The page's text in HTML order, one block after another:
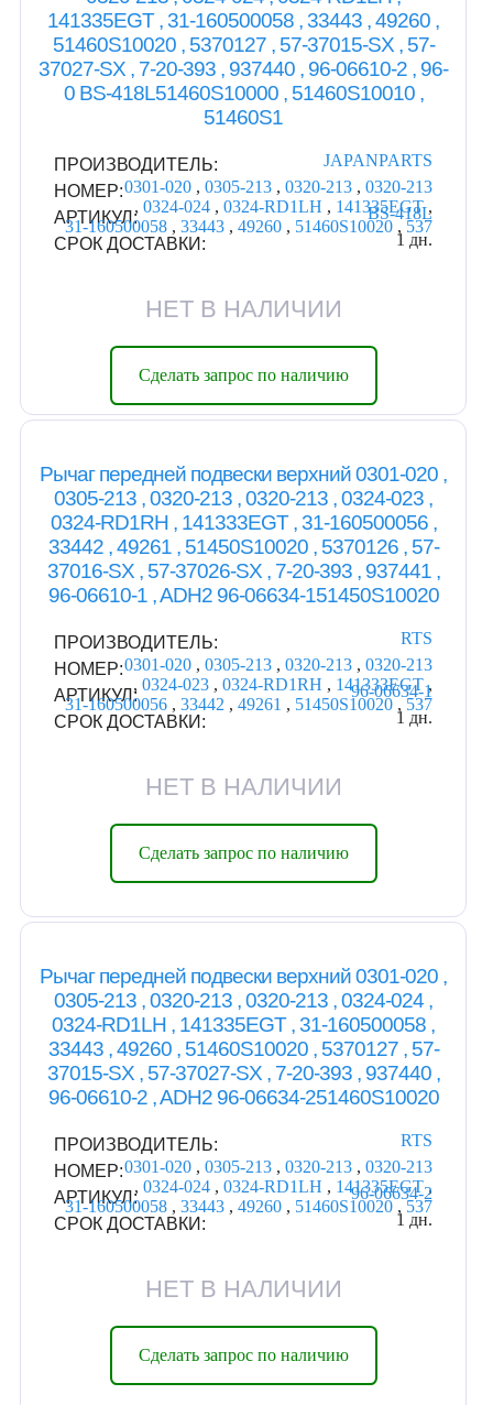
141335EGT , 31-160500058 , 33443 , 49260 ,
51460S10020 , 5370127 , 57-37015-SX , 57-
37027-SX , 7-20-393 , 937440 , 96-06610-2 , 96-
0 BS-418L51460S10000 , 51460S10010 ,
51460S1
ПРОИЗВОДИТЕЛЬ:
JAPANPARTS
НОМЕР:0301-020 ,0305-213 ,0320-213 ,0320-213
,0324-024 ,0324-RD1LH , 141335EGT,
31-160500058 ,33443 ,49260 , 51460S10020 , 537
АРТИКУЛ:
BS-418L
СРОК ДОСТАВКИ:
1 дн.
НЕТ В НАЛИЧИИ
Сделать запрос по наличию
Рычаг передней подвески верхний 0301-020 ,
0305-213 , 0320-213 , 0320-213 , 0324-023 ,
0324-RD1RH , 141333EGT , 31-160500056 ,
33442 , 49261 , 51450S10020 , 5370126 , 57-
37016-SX , 57-37026-SX , 7-20-393 , 937441 ,
96-06610-1 , ADH2 96-06634-151450S10020
ПРОИЗВОДИТЕЛЬ:
RTS
НОМЕР:0301-020 ,0305-213 ,0320-213 ,0320-213
,0324-023 ,0324-RD1RH , 141333EGT,
31-160500056 ,33442 ,49261 , 51450S10020 , 537
АРТИКУЛ:
96-06634-1
СРОК ДОСТАВКИ:
1 дн.
НЕТ В НАЛИЧИИ
Сделать запрос по наличию
Рычаг передней подвески верхний 0301-020 ,
0305-213 , 0320-213 , 0320-213 , 0324-024 ,
0324-RD1LH , 141335EGT , 31-160500058 ,
33443 , 49260 , 51460S10020 , 5370127 , 57-
37015-SX , 57-37027-SX , 7-20-393 , 937440 ,
96-06610-2 , ADH2 96-06634-251460S10020
ПРОИЗВОДИТЕЛЬ:
RTS
НОМЕР:0301-020 ,0305-213 ,0320-213 ,0320-213
,0324-024 ,0324-RD1LH , 141335EGT,
31-160500058 ,33443 ,49260 , 51460S10020 , 537
АРТИКУЛ:
96-06634-2
СРОК ДОСТАВКИ:
1 дн.
НЕТ В НАЛИЧИИ
Сделать запрос по наличию